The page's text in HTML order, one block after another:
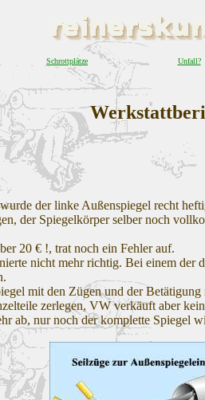
Schrottplätze Unfall?
der linke Außenspiegel recht
der Spiegelkörper selber noch
20 € !, trat noch ein Fehler auf.
nicht mehr richtig. Bei einem
mit den Zügen und der Betätigung
zerlegen, VW verkäuft aber
ab, nur noch der komplette Spiegel